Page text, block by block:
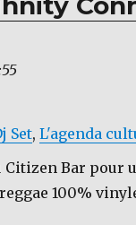
Set, L'agenda
Citizen Bar pour
100%